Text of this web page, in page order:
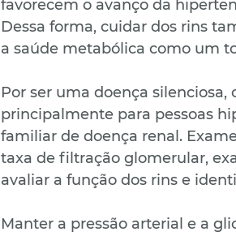
favorecem o avanço da
Dessa forma, cuidar dos rins
a saúde metabólica como um
Por ser uma doença
principalmente para pessoas
familiar de doença renal.
taxa de filtração glomerular,
avaliar a função dos rins e
Manter a pressão arterial e a